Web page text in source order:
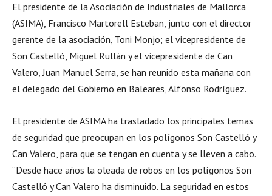
El presidente de la Asociación de Industriales de Mallorca
(ASIMA), Francisco Martorell Esteban, junto con el director
gerente de la asociación, Toni Monjo; el vicepresidente de
Son Castelló, Miguel Rullán y el vicepresidente de Can
Valero, Juan Manuel Serra, se han reunido esta mañana con
el delegado del Gobierno en Baleares, Alfonso Rodríguez.
El presidente de ASIMA ha trasladado los principales temas
de seguridad que preocupan en los polígonos Son Castelló y
Can Valero, para que se tengan en cuenta y se lleven a cabo.
“Desde hace años la oleada de robos en los polígonos Son
Castelló y Can Valero ha disminuido. La seguridad en estos